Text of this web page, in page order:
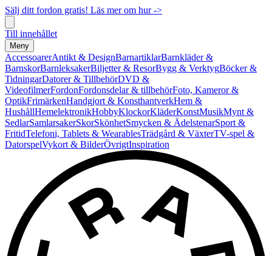
Sälj ditt fordon gratis! Läs mer om hur ->
Till innehållet
Meny
AccessoarerAntikt & DesignBarnartiklarBarnkläder &
BarnskorBarnleksakerBiljetter & ResorBygg & VerktygBöcker &
TidningarDatorer & TillbehörDVD &
VideofilmerFordonFordonsdelar & tillbehörFoto, Kameror &
OptikFrimärkenHandgjort & KonsthantverkHem &
HushållHemelektronikHobbyKlockorKläderKonstMusikMynt &
SedlarSamlarsakerSkorSkönhetSmycken & ÄdelstenarSport &
FritidTelefoni, Tablets & WearablesTrädgård & VäxterTV-spel &
DatorspelVykort & BilderÖvrigtInspiration